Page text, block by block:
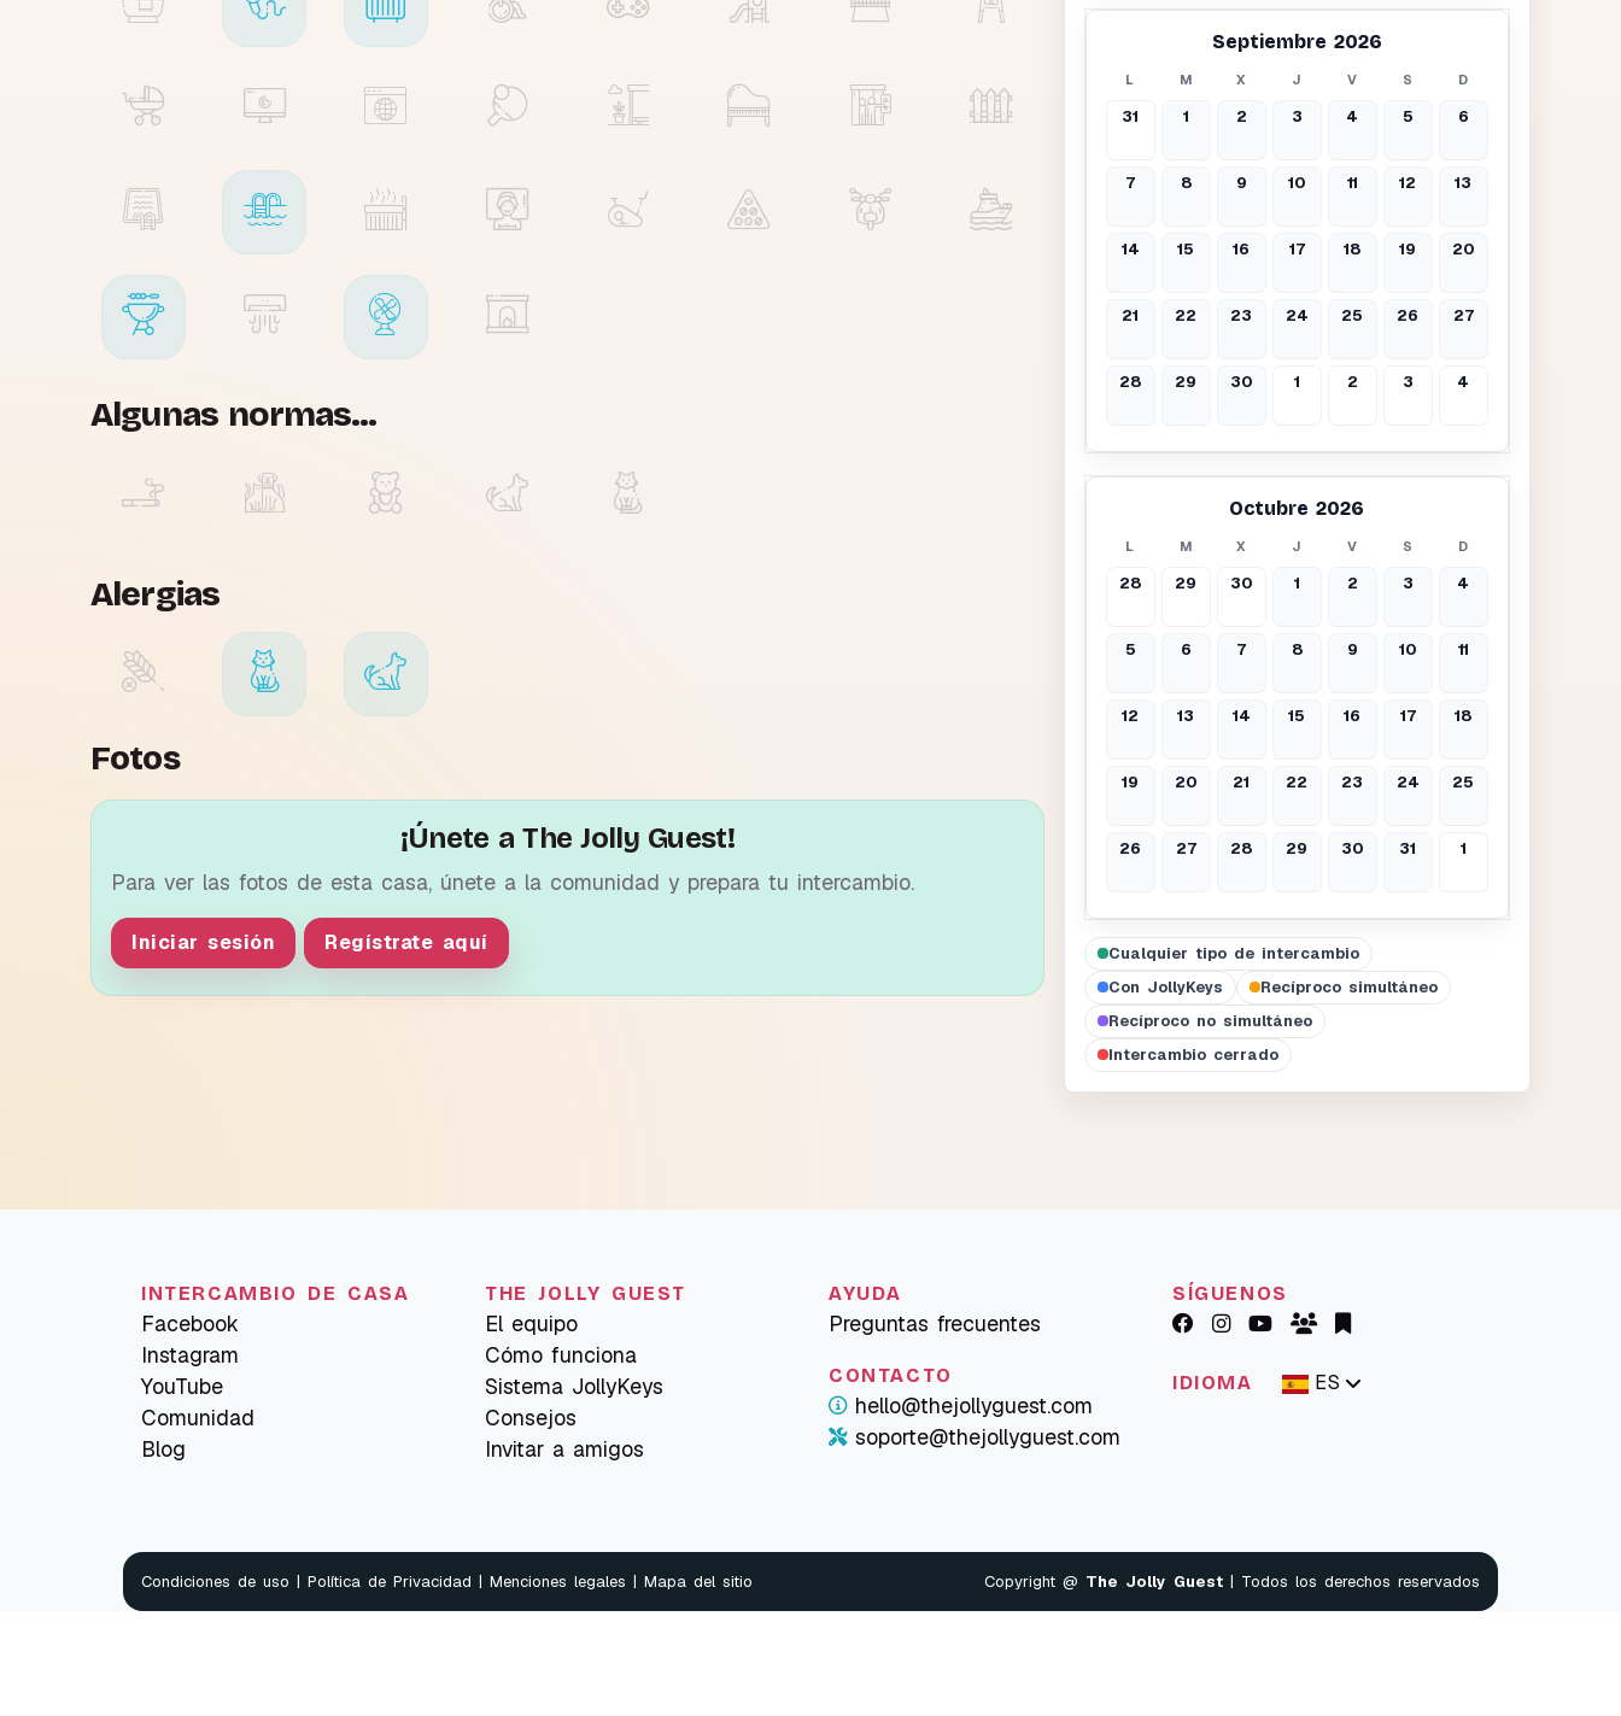
Algunas normas...
Alergias
Fotos
¡Únete a The Jolly Guest!
Para ver las fotos de esta casa, únete a la comunidad y prepara tu intercambio.
Iniciar sesión Regístrate aquí
Septiembre 2026
L M X J V S D
31 1 2 3 4 5 6
7 8 9 10 11 12 13
14 15 16 17 18 19 20
21 22 23 24 25 26 27
28 29 30 1 2 3 4
Octubre 2026
L M X J V S D
28 29 30 1 2 3 4
5 6 7 8 9 10 11
12 13 14 15 16 17 18
19 20 21 22 23 24 25
26 27 28 29 30 31 1
Cualquier tipo de intercambio
Con JollyKeys
Recíproco simultáneo
Recíproco no simultáneo
Intercambio cerrado
INTERCAMBIO DE CASA
Facebook
Instagram
YouTube
Comunidad
Blog
THE JOLLY GUEST
El equipo
Cómo funciona
Sistema JollyKeys
Consejos
Invitar a amigos
AYUDA
Preguntas frecuentes
CONTACTO
hello@thejollyguest.com
soporte@thejollyguest.com
SÍGUENOS
IDIOMA ES
Condiciones de uso | Política de Privacidad | Menciones legales | Mapa del sitio Copyright @ The Jolly Guest | Todos los derechos reservados